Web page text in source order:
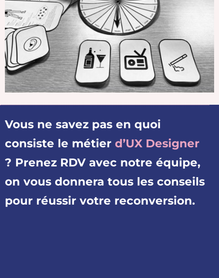
Vous ne savez pas en quoi
consiste le métier d’UX Designer
? Prenez RDV avec notre équipe,
on vous donnera tous les conseils
pour réussir votre reconversion.